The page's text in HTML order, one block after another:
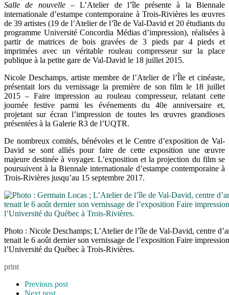
Salle de nouvelle– L’Atelier de l’île présente à la Biennale
internationale d’estampe contemporaine à Trois-Rivières les œuvres
de 39 artistes (19 de l’Atelier de l’île de Val-David et 20 étudiants du
programme Université Concordia Médias d’impression), réalisées à
partir de matrices de bois gravées de 3 pieds par 4 pieds et
imprimées avec un véritable rouleau compresseur sur la place
publique à la petite gare de Val-David le 18 juillet 2015.
Nicole Deschamps, artiste membre de l’Atelier de l’Île et cinéaste,
présentait lors du vernissage la première de son film le 18 juillet
2015 – Faire impression au rouleau compresseur, relatant cette
journée festive parmi les événements du 40e anniversaire et,
projetant sur écran l’impression de toutes les œuvres grandioses
présentées à la Galerie R3 de l’UQTR.
De nombreux comités, bénévoles et le Centre d’exposition de Val-
David se sont alliés pour faire de cette exposition une œuvre
majeure destinée à voyager. L’exposition et la projection du film se
poursuivent à la Biennale internationale d’estampe contemporaine à
Trois-Rivières jusqu’au 15 septembre 2017.
Photo : Nicole Deschamps; L’Atelier de l’île de Val-David, centre
tenait le 6 août dernier son vernissage de l’exposition Faire
l’Université du Québec à Trois-Rivières.
print
Previous post